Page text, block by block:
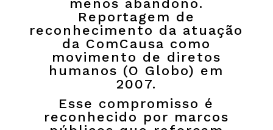
menos abandono.
Reportagem de
reconhecimento da atuação
da ComCausa como
movimento de diretos
humanos (O Globo) em
2007.
Esse compromisso é
reconhecido por marcos